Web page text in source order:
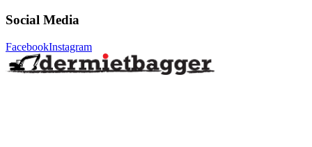
Social Media
FacebookInstagram